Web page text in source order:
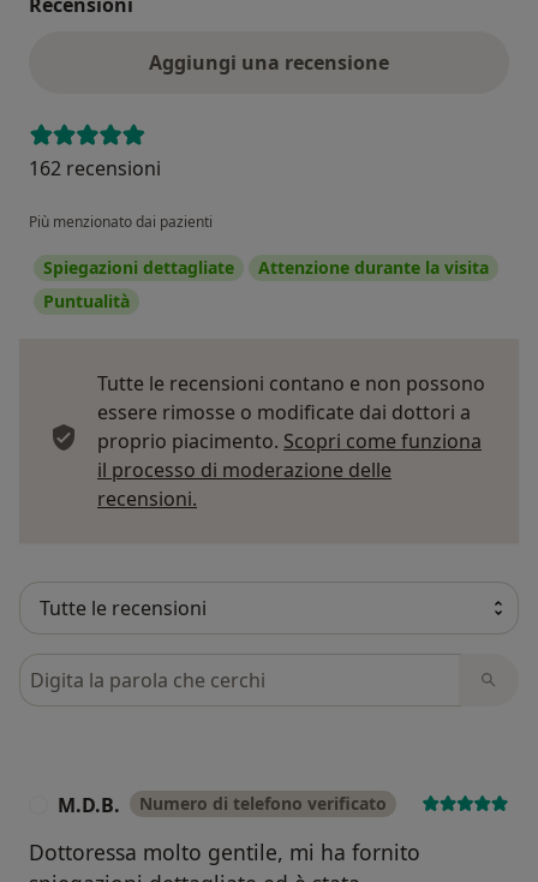
Aggiungi una recensione
162 recensioni
Più menzionato dai pazienti
Spiegazioni dettagliate
Attenzione durante la visita
Puntualità
Tutte le recensioni contano e non possono
essere rimosse o modificate dai dottori a
proprio piacimento. Scopri come funziona
il processo di moderazione delle
recensioni.
Cerca nelle recensioni
M.D.B. Numero di telefono verificato
Dottoressa molto gentile, mi ha fornito